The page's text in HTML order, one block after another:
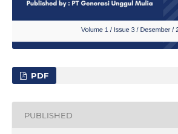
PDF
PUBLISHED